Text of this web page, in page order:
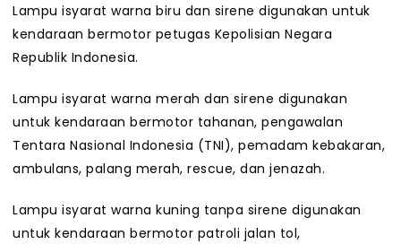
Lampu isyarat warna biru dan sirene digunakan untuk
kendaraan bermotor petugas Kepolisian Negara
Republik Indonesia.
Lampu isyarat warna merah dan sirene digunakan
untuk kendaraan bermotor tahanan, pengawalan
Tentara Nasional Indonesia (TNI), pemadam kebakaran,
ambulans, palang merah, rescue, dan jenazah.
Lampu isyarat warna kuning tanpa sirene digunakan
untuk kendaraan bermotor patroli jalan tol,